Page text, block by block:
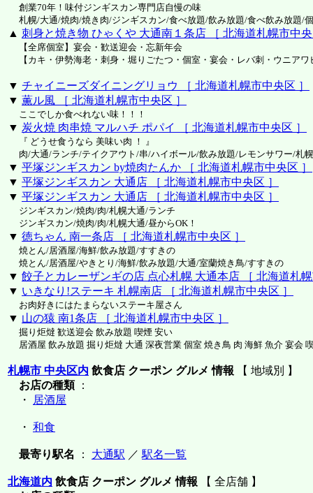
創業70年！味付ジンギスカン専門店自慢の味
札幌/大通/焼肉/焼き肉/ジンギスカン/食べ放題/飲み放題/食べ飲み放題/
▲ 刺身と焼き物 ひゃくや 大通南１条店 ［ 北海道札幌市中
【全席個室】宴会・歓送迎会・忘新年会
【カキ・伊勢海老・刺身・堀りごたつ・個室・宴会・レバ刺・ウニアワ
▼ チャイニーズダイニングリョウ ［ 北海道札幌市中央区 ］
▼ 薫ル風 ［ 北海道札幌市中央区 ］
ここでしか食べれない味！！！
▼ 炭火焼 肉串焼 マルハチ ポパイ ［ 北海道札幌市中央区 ］
『 どうせ食うなら 美味い肉 ！ 』
肉/大通/ランチ/テイクアウト/串/ハイボール/飲み放題/レモンサワー/札
▼ 平塚ジンギスカン by焼肉たんか ［ 北海道札幌市中央区 ］
▼ 平塚ジンギスカン 大通店 ［ 北海道札幌市中央区 ］
▼ 平塚ジンギスカン 大通店 ［ 北海道札幌市中央区 ］
ジンギスカン/焼肉/肉/札幌大通/ランチ
ジンギスカン/焼肉/肉/札幌大通/昼からOK！
▼ 徳ちゃん 南一条店 ［ 北海道札幌市中央区 ］
焼とん/居酒屋/海鮮/飲み放題/すすきの
焼とん/居酒屋/やきとり/海鮮/飲み放題/大通/室蘭焼き鳥/すすきの
▼ 餃子とカレーザンギの店 点心札幌 大通本店 ［ 北海道札
▼ いきなり!ステーキ 札幌南店 ［ 北海道札幌市中央区 ］
お肉好きにはたまらないステーキ屋さん
▼ 山の猿 南1条店 ［ 北海道札幌市中央区 ］
掘り炬燵 歓送迎会 飲み放題 喫煙 安い
居酒屋 飲み放題 掘り炬燵 大通 深夜営業 個室 焼き鳥 肉 海鮮 魚介 宴会
札幌市 中央区内 飲食店 クーポン グルメ 情報 【 地域別 】
お店の種類：
・
居酒屋
・ 和食
最寄り駅名 ： 大通駅 ／ 駅名一覧
北海道内 飲食店 クーポン グルメ 情報 【 全店舗 】